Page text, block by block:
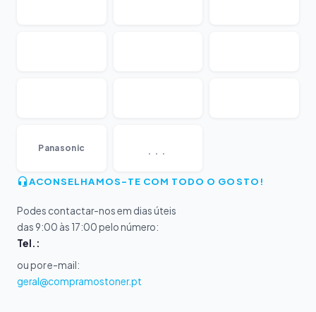
Panasonic ...
ACONSELHAMOS-TE COM TODO O GOSTO!
Podes contactar-nos em dias úteis
das 9:00 às 17:00 pelo número:
Tel.:
ou por e-mail:
geral@compramostoner.pt